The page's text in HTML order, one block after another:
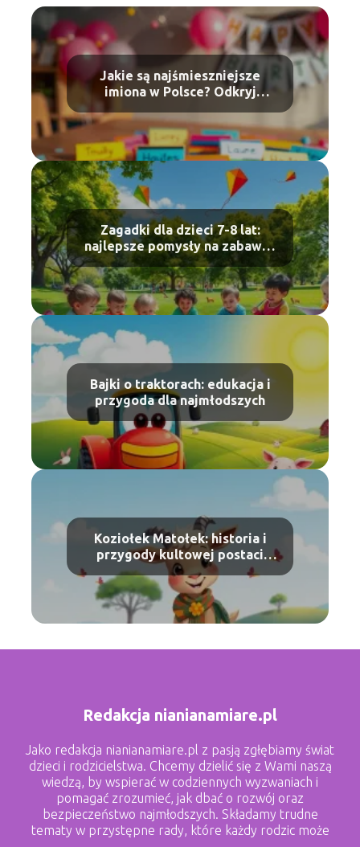
Jakie są najśmieszniejsze
imiona w Polsce? Odkryj
Zagadki dla dzieci 7-8 lat:
najlepsze pomysły na zabawę i
naukę
Bajki o traktorach: edukacja i
przygoda dla najmłodszych
Koziołek Matołek: historia i
przygody kultowej postaci
dziecięcej
Redakcja nianianamiare.pl
Jako redakcja nianianamiare.pl z pasją zgłębiamy świat
dzieci i rodzicielstwa. Chcemy dzielić się z Wami naszą
wiedzą, by wspierać w codziennych wyzwaniach i
pomagać zrozumieć, jak dbać o rozwój oraz
bezpieczeństwo najmłodszych. Składamy trudne
tematy w przystępne rady, które każdy rodzic może